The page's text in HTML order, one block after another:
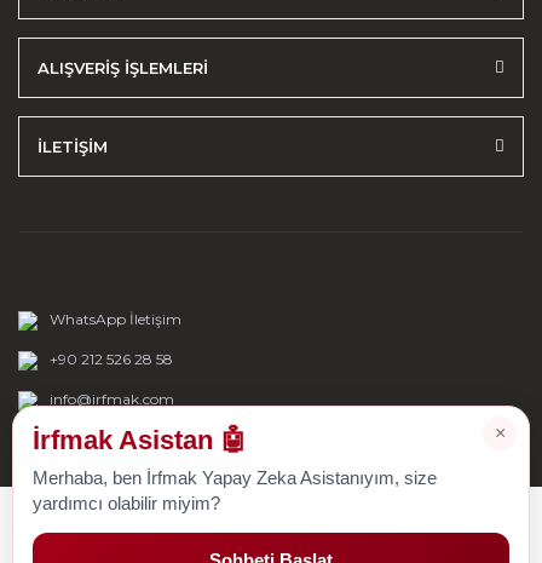
ALIŞVERİŞ İŞLEMLERİ
İLETİŞİM
WhatsApp İletişim
+90 212 526 28 58
info@irfmak.com
×
İrfmak Asistan 🤖
Merhaba, ben İrfmak Yapay Zeka Asistanıyım, size
yardımcı olabilir miyim?